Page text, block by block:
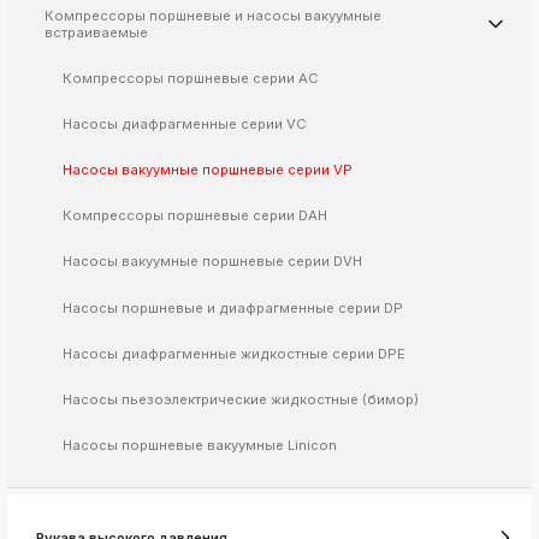
k
ksldkfjsdlfkjsls;ldfkgjsdl;kfkфыва
ksldkfjsdlfkjsls;ldfkgjsdl;kfkфыва
k
ksldkfjsdlfkjsls;ldfkgjsdl;kfkфыва
ksldkfjsdlfkjsls;ldfkgjsdl;kfkфыва
Компрессоры поршневые и насосы вакуумные
встраиваемые
Компрессоры поршневые серии AC
Насосы диафрагменные серии VC
Насосы вакуумные поршневые серии VP
Компрессоры поршневые серии DAH
Насосы вакуумные поршневые серии DVH
Насосы поршневые и диафрагменные серии DP
Насосы диафрагменные жидкостные серии DPE
Насосы пьезоэлектрические жидкостные (бимор)
Насосы поршневые вакуумные Linicon